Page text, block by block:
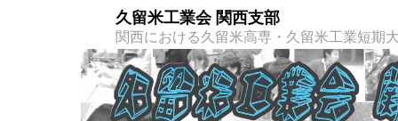
久留米工業会 関西支部
関西における久留米高専・久留米工業短期